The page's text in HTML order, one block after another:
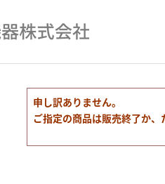
申し訳ありません。
ご指定の商品は販売終了か